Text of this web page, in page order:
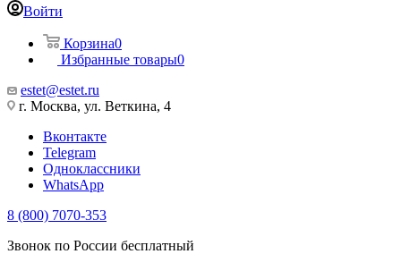
Войти
Корзина0
Избранные товары0
estet@estet.ru
г. Москва, ул. Веткина, 4
Вконтакте
Telegram
Одноклассники
WhatsApp
8 (800) 7070-353
Звонок по России бесплатный